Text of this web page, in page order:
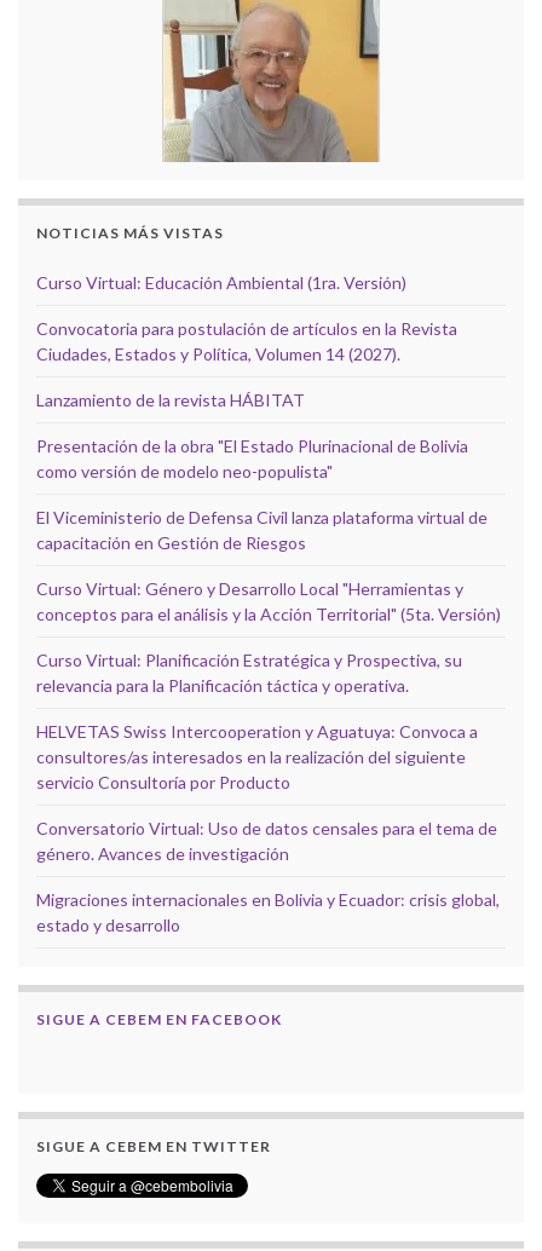
NOTICIAS MÁS VISTAS
Curso Virtual: Educación Ambiental (1ra. Versión)
Convocatoria para postulación de artículos en la Revista
Ciudades, Estados y Política, Volumen 14 (2027).
Lanzamiento de la revista HÁBITAT
Presentación de la obra "El Estado Plurinacional de Bolivia
como versión de modelo neo-populista"
El Viceministerio de Defensa Civil lanza plataforma virtual de
capacitación en Gestión de Riesgos
Curso Virtual: Género y Desarrollo Local "Herramientas y
conceptos para el análisis y la Acción Territorial" (5ta. Versión)
Curso Virtual: Planificación Estratégica y Prospectiva, su
relevancia para la Planificación táctica y operativa.
HELVETAS Swiss Intercooperation y Aguatuya: Convoca a
consultores/as interesados en la realización del siguiente
servicio Consultoría por Producto
Conversatorio Virtual: Uso de datos censales para el tema de
género. Avances de investigación
Migraciones internacionales en Bolivia y Ecuador: crisis global,
estado y desarrollo
SIGUE A CEBEM EN FACEBOOK
SIGUE A CEBEM EN TWITTER